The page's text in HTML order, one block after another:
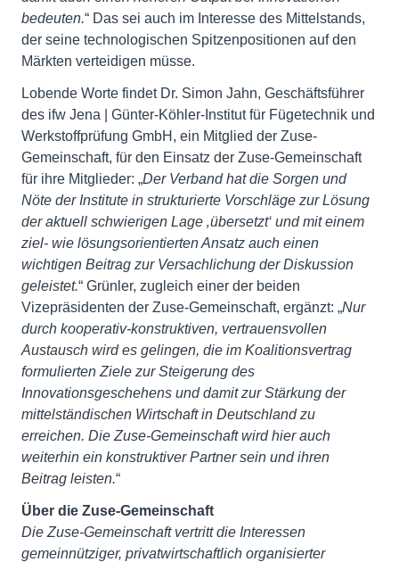
bedeuten.“ Das sei auch im Interesse des Mittelstands,
der seine technologischen Spitzenpositionen auf den
Märkten verteidigen müsse.
Lobende Worte findet Dr. Simon Jahn, Geschäftsführer
des ifw Jena | Günter-Köhler-Institut für Fügetechnik und
Werkstoffprüfung GmbH, ein Mitglied der Zuse-
Gemeinschaft, für den Einsatz der Zuse-Gemeinschaft
für ihre Mitglieder: „Der Verband hat die Sorgen und
Nöte der Institute in strukturierte Vorschläge zur Lösung
der aktuell schwierigen Lage ‚übersetzt‘ und mit einem
ziel- wie lösungsorientierten Ansatz auch einen
wichtigen Beitrag zur Versachlichung der Diskussion
geleistet.“ Grünler, zugleich einer der beiden
Vizepräsidenten der Zuse-Gemeinschaft, ergänzt: „Nur
durch kooperativ-konstruktiven, vertrauensvollen
Austausch wird es gelingen, die im Koalitionsvertrag
formulierten Ziele zur Steigerung des
Innovationsgeschehens und damit zur Stärkung der
mittelständischen Wirtschaft in Deutschland zu
erreichen. Die Zuse-Gemeinschaft wird hier auch
weiterhin ein konstruktiver Partner sein und ihren
Beitrag leisten.“
Über die Zuse-Gemeinschaft
Die Zuse-Gemeinschaft vertritt die Interessen
gemeinnütziger, privatwirtschaftlich organisierter